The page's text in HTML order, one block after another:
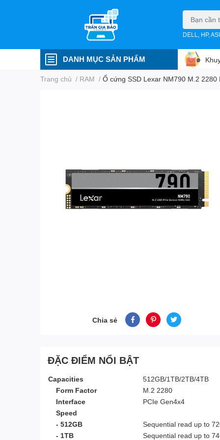
DELL, HP,
DANH MỤC SẢN PHẨM
Trang chủ / RAM / Ổ cứng SSD Lexar NM790 M.2 2280
Chia sẻ
ĐẶC ĐIỂM NỔI BẬT
Capacities
512GB/1TB/2TB/4TB
Form Factor
M.2 2280
Interface
PCIe Gen4x4
Speed
- 512GB
Sequential read up to
- 1TB
Sequential read up to